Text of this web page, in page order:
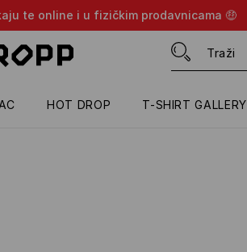
te online i u fizičkim prodavnicama 🤑
HOT DROP T-SHIRT GALLERY